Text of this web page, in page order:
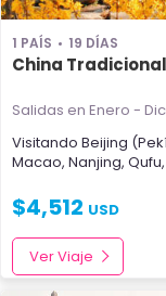
1 PAÍS 19 DÍAS
China
Salidas en Enero -
Visitando Beijing
Macao, Nanjing, Qufu,
$4,512 USD
Ver Viaje